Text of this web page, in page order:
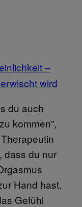
–
wird
du auch
kommen”,
dass du nur
Hand hast,
Gefühl